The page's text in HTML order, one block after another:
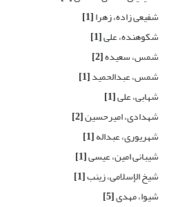
شفیعی زاده، زهرا[1]
شکوهنده، علی[1]
شمس، سعیده[2]
شمس، عبدالحمید[1]
شهابی، علی[1]
شهدادی، امیرحسین[2]
شهریوری، عبداله[1]
شیبانی امین، عیسی[1]
شیخ الإسلامی، زینب[1]
شیوا، مهدی[5]